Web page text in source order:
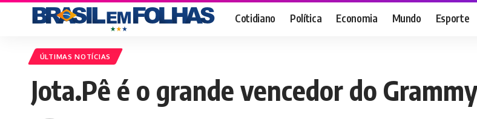
Cotidiano Política Economia Mundo Esporte
ÚLTIMAS NOTÍCIAS
Jota.Pê é o grande vencedor do